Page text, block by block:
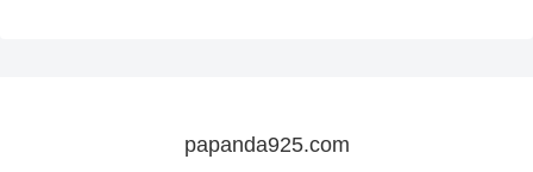
papanda925.com